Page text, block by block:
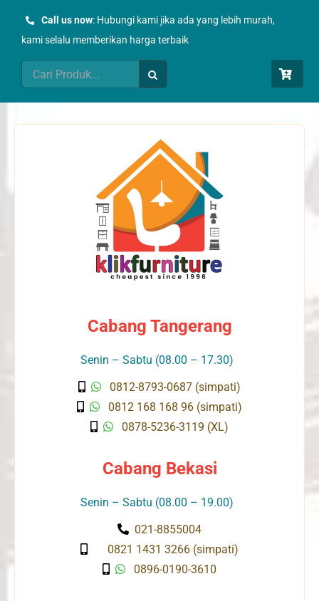
Call us now: Hubungi kami jika ada yang lebih murah,
kami selalu memberikan harga terbaik
Search
for:
Cabang Tangerang
Senin – Sabtu (08.00 – 17.30)
0812-8793-0687 (simpati)
0812 168 168 96 (simpati)
0878-5236-3119 (XL)
Cabang Bekasi
Senin – Sabtu (08.00 – 19.00)
021-8855004
0821 1431 3266 (simpati)
0896-0190-3610